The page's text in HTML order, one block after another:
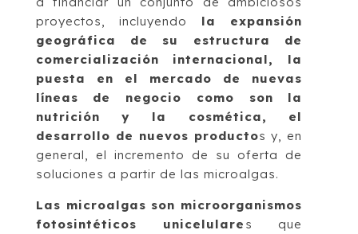
proyectos, incluyendo
la expansión
geográfica de su estructura de
comercialización internacional, la
puesta en el mercado de nuevas
líneas de negocio como son la
nutrición y la cosmética, el
desarrollo de nuevos productos y, en
general, el incremento de su oferta de
soluciones a partir de las microalgas.
Las microalgas son microorganismos
fotosintéticos unicelulare s que